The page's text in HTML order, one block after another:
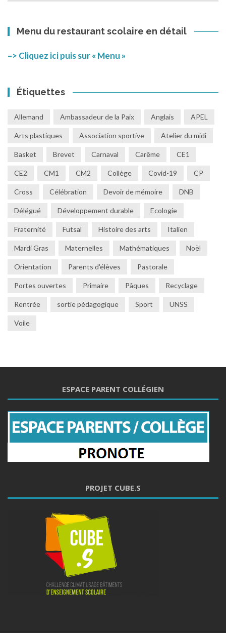
Menu du restaurant scolaire en détail
–> Cliquez ici puis sur « Menu »
Étiquettes
Allemand Ambassadeur de la Paix Anglais APEL
Arts plastiques Association sportive Atelier du midi
Basket Brevet Carnaval Carême CE1
CE2 CM1 CM2 Collège Covid-19 CP
Cross Célébration Devoir de mémoire DNB
Délégué Développement durable Ecologie
Fraternité Futsal Histoire des arts Italien
Mardi Gras Maternelles Mathématiques Noël
Orientation Parents d'élèves Pastorale
Portes ouvertes Primaire Pâques Recyclage
Rentrée sortie pédagogique Sport UNSS
Voile
ESPACE PARENT COLLÉGIEN
PROJET CUBE.S